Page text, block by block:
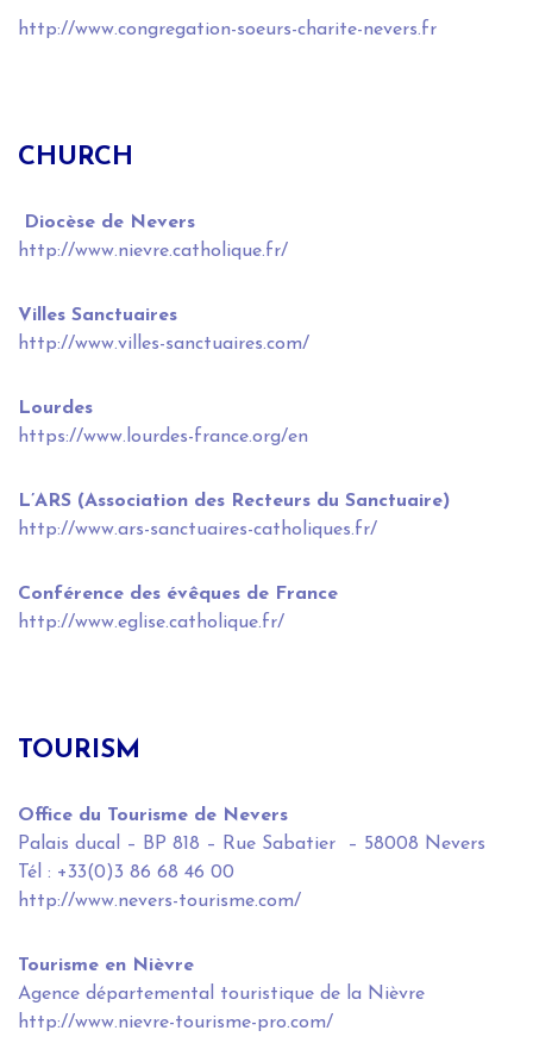
http://www.congregation-soeurs-charite-nevers.fr
CHURCH
Diocèse de Nevers
http://www.nievre.catholique.fr/
Villes Sanctuaires
http://www.villes-sanctuaires.com/
Lourdes
https://www.lourdes-france.org/en
L’ARS (Association des Recteurs du Sanctuaire)
http://www.ars-sanctuaires-catholiques.fr/
Conférence des évêques de France
http://www.eglise.catholique.fr/
TOURISM
Office du Tourisme de Nevers
Palais ducal – BP 818 – Rue Sabatier – 58008 Nevers
Tél : +33(0)3 86 68 46 00
http://www.nevers-tourisme.com/
Tourisme en Nièvre
Agence départemental touristique de la Nièvre
http://www.nievre-tourisme-pro.com/